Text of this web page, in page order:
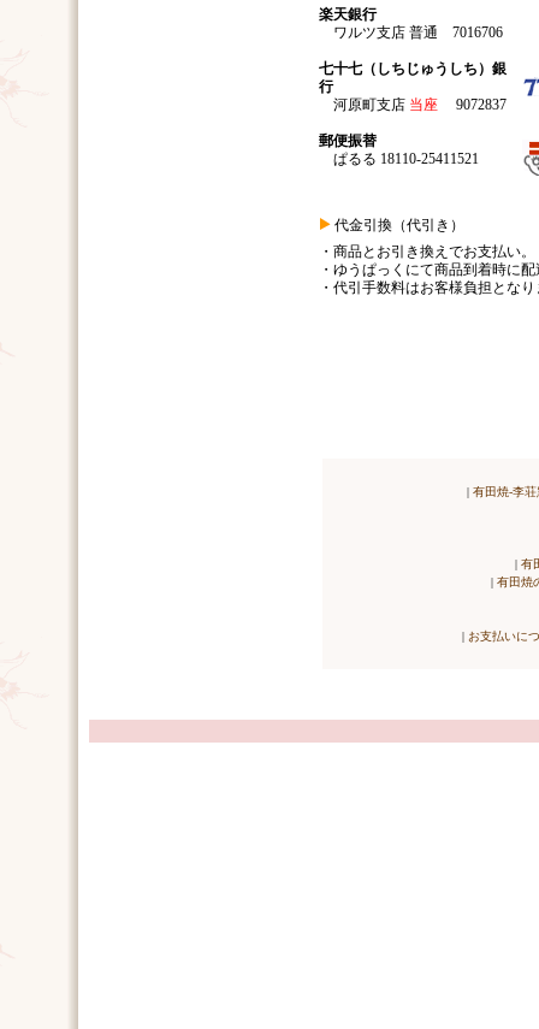
楽天銀行
ワルツ支店 普通 7016706
七十七（しちじゅうしち）銀
行
河原町支店 当座 9072837
郵便振替
ぱるる 18110-25411521
代金引換（代引き）
・商品とお引き換えでお支払い。
・ゆうぱっくにて商品到着時に
・代引手数料はお客様負担とな
| 有田焼-李荘
| 有
| 有田焼
| お支払いに